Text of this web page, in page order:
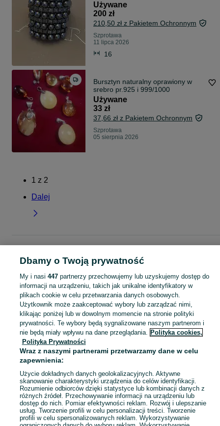
Używane
200 zł
210,50 zł z Pakietem Ochronnym
Szprotawa
11 lipca 2026
16
Bursztyn naturalny oprawiony w
srebro pr.925 i 999/1000
Używane
33 zł
37,66 zł z Pakietem Ochronnym
Szprotawa
05 sierpnia 2026
1 z 2
Dalej
Pierścionki - Szprotawa
KATEGORIA
Szeroki wybór pierścionków Szprotawa ▶️ srebrne, złote, z kamieniami i zaręczynowe ✅ Nowe i używane w atrakcyjnych cenach ✌ Znajdź oferty na OLX.pl! Zobacz
Mapa kategorii
Mapa miejscowości
Mapa ministron
Popularne wyszukiwania
Dbamy o Twoją prywatność
My i nasi 447partnerzy przechowujemy lub uzyskujemy dostęp do
informacji na urządzeniu, takich jak unikalne identyfikatory w
plikach cookie w celu przetwarzania danych osobowych.
Użytkownik może zaakceptować wybory lub zarządzać nimi,
klikając poniżej lub w dowolnym momencie na stronie polityki
prywatności. Te wybory będą sygnalizowane naszym partnerom i
nie będą miały wpływu na dane przeglądania. Polityka cookies,
Polityka Prywatności
Wraz z naszymi partnerami przetwarzamy dane w celu
zapewnienia:
Użycie dokładnych danych geolokalizacyjnych. Aktywne
skanowanie charakterystyki urządzenia do celów identyfikacji.
Rozumienie odbiorców dzięki statystyce lub kombinacji danych z
różnych źródeł. Przechowywanie informacji na urządzeniu lub
dostęp do nich. Pomiar efektywności reklam. Rozwój i ulepszanie
usług. Tworzenie profili w celu personalizacji treści. Tworzenie
profili w celu spersonalizowanych reklam. Wykorzystywanie